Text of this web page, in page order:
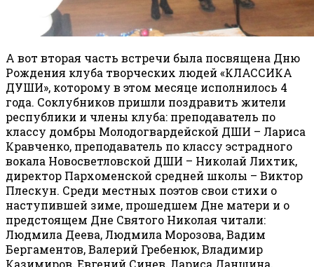
А вот вторая часть встречи была посвящена Дню
Рождения клуба творческих людей «КЛАССИКА
ДУШИ», которому в этом месяце исполнилось 4
года. Соклубников пришли поздравить жители
республики и члены клуба: преподаватель по
классу домбры Молодогвардейской ДШИ – Лариса
Кравченко, преподаватель по классу эстрадного
вокала Новосветловской ДШИ – Николай Лихтик,
директор Пархоменской средней школы – Виктор
Плескун. Среди местных поэтов свои стихи о
наступившей зиме, прошедшем Дне матери и о
предстоящем Дне Святого Николая читали:
Людмила Деева, Людмила Морозова, Вадим
Бергаментов, Валерий Гребенюк, Владимир
Казимиров, Евгений Синев, Лариса Даншина,